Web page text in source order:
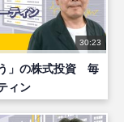
30:23
う」の株式投資 毎
ィン